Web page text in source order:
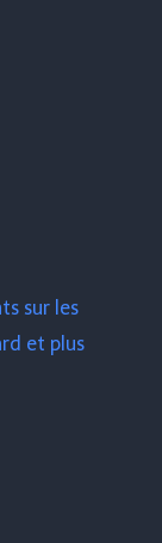
sur les
et plus